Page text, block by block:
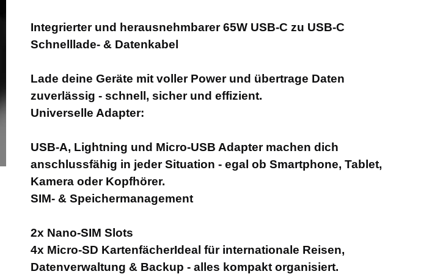
Integrierter und herausnehmbarer 65W USB-C zu USB-C
Schnelllade- & Datenkabel
Lade deine Geräte mit voller Power und übertrage Daten
zuverlässig - schnell, sicher und effizient.
Universelle Adapter:
USB-A, Lightning und Micro-USB Adapter machen dich
anschlussfähig in jeder Situation - egal ob Smartphone, Tablet,
Kamera oder Kopfhörer.
SIM- & Speichermanagement
2x Nano-SIM Slots
4x Micro-SD KartenfächerIdeal für internationale Reisen,
Datenverwaltung & Backup - alles kompakt organisiert.